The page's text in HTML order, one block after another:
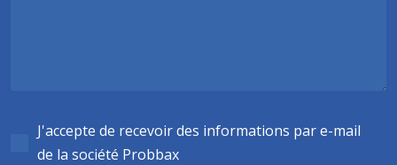
J'accepte de recevoir des informations par e-mail
de la société Probbax